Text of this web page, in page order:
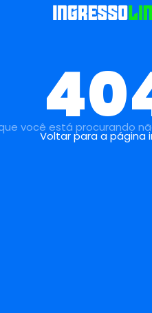
você está procurando
Voltar para a página